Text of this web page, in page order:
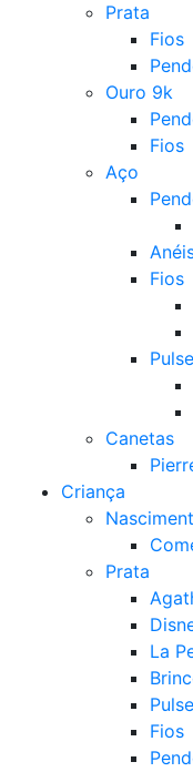
Prata
Fios
Ouro 9k
Fios
Aço
Fios
Canetas
Criança
Prata
La
Fios